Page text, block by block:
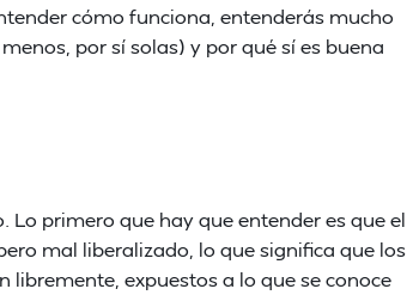
cómo funciona, entenderás mucho
por sí solas) y por qué sí es buena
Lo primero que hay que entender es que el
mal liberalizado, lo que significa que los
libremente, expuestos a lo que se conoce